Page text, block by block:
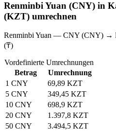
Renminbi Yuan (CNY) in
(KZT) umrechnen
Renminbi Yuan — CNY (CNY) →
(₸)
Vordefinierte Umrechnungen
Betrag
Umrechnung
1 CNY
69,89 KZT
5 CNY
349,45 KZT
10 CNY
698,9 KZT
20 CNY
1.397,8 KZT
50 CNY
3.494,5 KZT